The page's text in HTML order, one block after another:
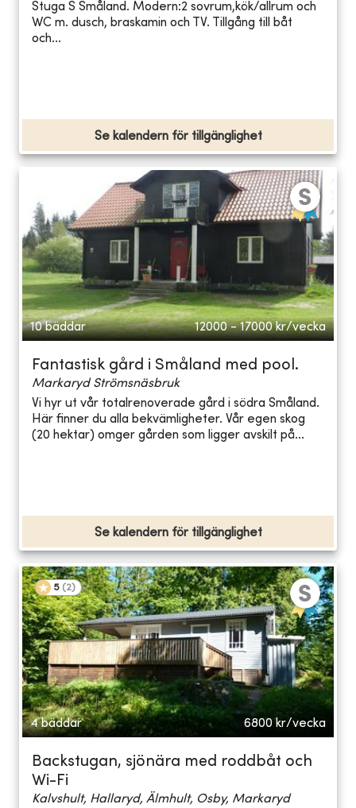
Stuga S Småland. Modern:2 sovrum,kök/allrum och
WC m. dusch, braskamin och TV. Tillgång till båt
och...
Se kalendern för tillgänglighet
10 bäddar 12000 - 17000 kr/vecka
Fantastisk gård i Småland med pool.
Markaryd Strömsnäsbruk
Vi hyr ut vår totalrenoverade gård i södra Småland.
Här finner du alla bekvämligheter. Vår egen skog
(20 hektar) omger gården som ligger avskilt på...
Se kalendern för tillgänglighet
5 (2)
4 bäddar 6800 kr/vecka
Backstugan, sjönära med roddbåt och
Wi-Fi
Kalvshult, Hallaryd, Älmhult, Osby, Markaryd